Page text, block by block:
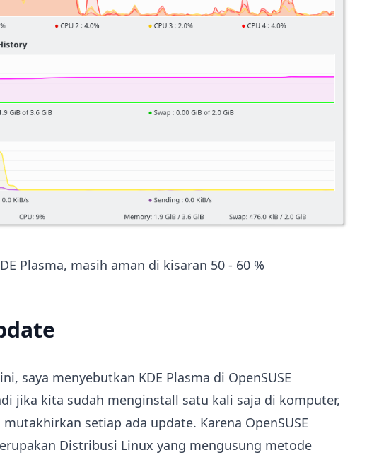
Plasma, masih aman di kisaran 50 - 60 %
saya menyebutkan KDE Plasma di OpenSUSE
jika kita sudah menginstall satu kali saja di komputer,
setiap ada update. Karena OpenSUSE
Distribusi Linux yang mengusung metode